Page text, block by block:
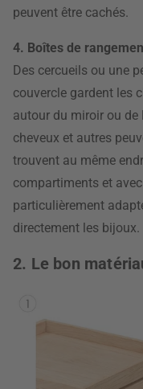
peuvent être cachés.
4. Boîtes de
Des cercueils ou une
couvercle gardent les
autour du miroir ou de
cheveux et autres
trouvent au même
compartiments et
particulièrement
directement les bijoux.
2. Le bon